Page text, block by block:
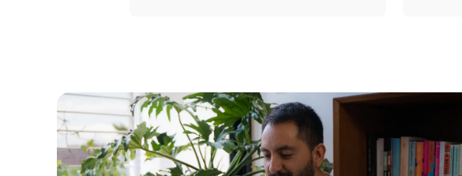
Servicios Adicionales
Courier